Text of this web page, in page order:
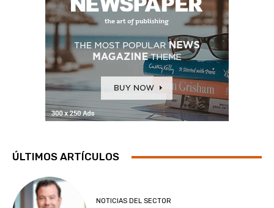
ÚLTIMOS ARTÍCULOS
NOTICIAS DEL SECTOR